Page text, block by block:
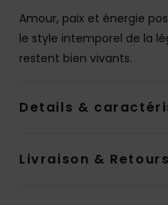
Amour, paix et énergie
le style intemporel de la
restent bien vivants.
Details &
Livraison & Retours